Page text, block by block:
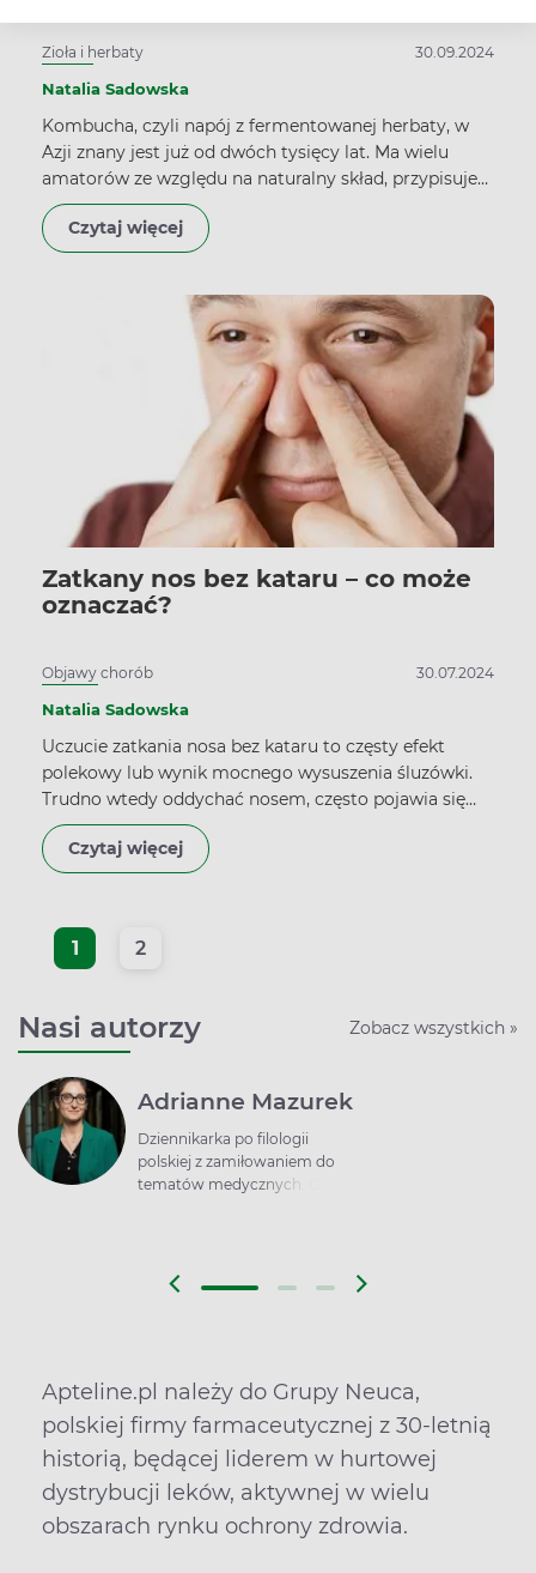
Zioła i herbaty 30.09.2024
Natalia Sadowska
Kombucha, czyli napój z fermentowanej herbaty, w
Azji znany jest już od dwóch tysięcy lat. Ma wielu
amatorów ze względu na naturalny skład, przypisuje
mu się również prozdrowotne właściwości.
Kombucha zawiera też alkohol, nawet 2 procent!
Czytaj więcej
Zatkany nos bez kataru – co może
oznaczać?
Objawy chorób 30.07.2024
Natalia Sadowska
Uczucie zatkania nosa bez kataru to częsty efekt
polekowy lub wynik mocnego wysuszenia śluzówki.
Trudno wtedy oddychać nosem, często pojawia się
ból głowy i trudności ze snem. W takiej sytuacji
krople na nos zatkany bez kataru mogą jednak tylko
pogorszyć problem.
Czytaj więcej
1 2
Nasi autorzy Zobacz wszystkich »
Adrianne Mazurek
Dziennikarka po filologii
polskiej z zamiłowaniem do
tematów medycznych. O
a przede wszystkim gorąco
zachęca do badań
wszystkim, żeby ludzie nie bali
się badać!”
Apteline.pl należy do Grupy Neuca,
polskiej firmy farmaceutycznej z 30-letnią
historią, będącej liderem w hurtowej
dystrybucji leków, aktywnej w wielu
obszarach rynku ochrony zdrowia.